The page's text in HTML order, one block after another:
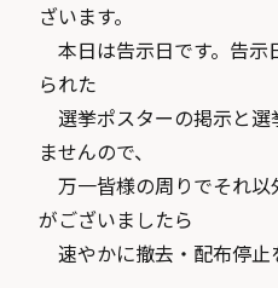
ざいます。
本日は告示日です。告示
られた
選挙ポスターの掲示と選
ませんので、
万一皆様の周りでそれ以
がございましたら
速やかに撤去・配布停止